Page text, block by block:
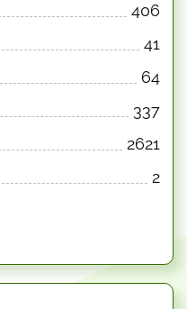
406
41
64
337
2621
2